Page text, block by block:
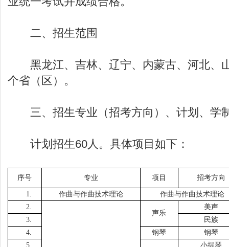
二、招生范围
黑龙江、吉林、辽宁、内蒙古、河北、
个省（区）。
三、招生专业（招考方向）、计划、学
计划招生60人。具体项目如下：
序号 专业 项目 招考方向
1. 作曲与作曲技术理论
作曲与作曲技术理论
2.
声乐
美声
3.
民族
4.
钢琴
钢琴
5.
小提琴